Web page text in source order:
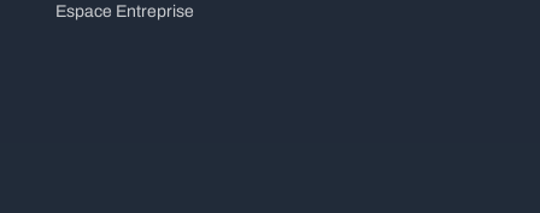
Espace Entreprise